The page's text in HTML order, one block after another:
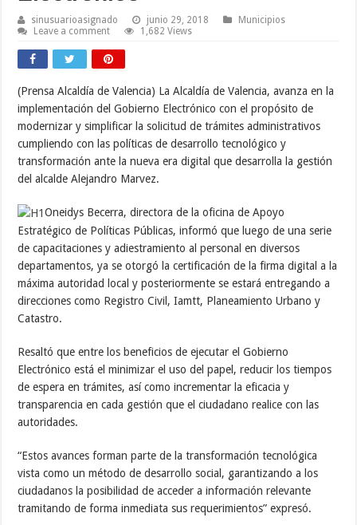
sinusuarioasignado junio 29, 2018
Municipios
Leave a comment
1,682 Views
(Prensa Alcaldía de Valencia) La Alcaldía de Valencia, avanza en la
implementación del Gobierno Electrónico con el propósito de
modernizar y simplificar la solicitud de trámites administrativos
cumpliendo con las políticas de desarrollo tecnológico y
transformación ante la nueva era digital que desarrolla la gestión
del alcalde Alejandro Marvez.
Oneidys Becerra, directora de la oficina de Apoyo
Estratégico de Políticas Públicas, informó que luego de una serie
de capacitaciones y adiestramiento al personal en diversos
departamentos, ya se otorgó la certificación de la firma digital a la
máxima autoridad local y posteriormente se estará entregando a
direcciones como Registro Civil, Iamtt, Planeamiento Urbano y
Catastro.
Resaltó que entre los beneficios de ejecutar el Gobierno
Electrónico está el minimizar el uso del papel, reducir los tiempos
de espera en trámites, así como incrementar la eficacia y
transparencia en cada gestión que el ciudadano realice con las
autoridades.
“Estos avances forman parte de la transformación tecnológica
vista como un método de desarrollo social, garantizando a los
ciudadanos la posibilidad de acceder a información relevante
tramitando de forma inmediata sus requerimientos” expresó.